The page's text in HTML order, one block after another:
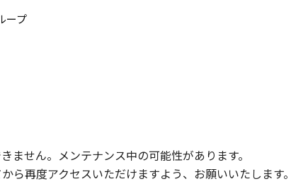
ープ
ません。メンテナンス中の可能性があります。
ら再度アクセスいただけますよう、お願いいたします。